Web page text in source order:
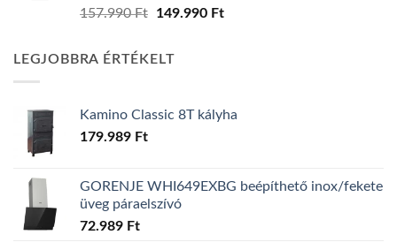
157.990Ft
Original
157.990 Ft.
149.990 FtCurrent
LEGJOBBRA ÉRTÉKELT
Kamino Classic 8T kályha
179.989 Ft
GORENJE WHI649EXBG beépíthető inox/fekete
üveg páraelszívó
72.989 Ft